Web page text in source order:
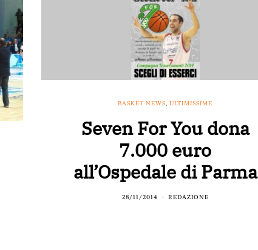
BASKET NEWS,ULTIMISSIME
Seven For You dona
7.000 euro
all’Ospedale di Parma
28/11/2014 REDAZIONE